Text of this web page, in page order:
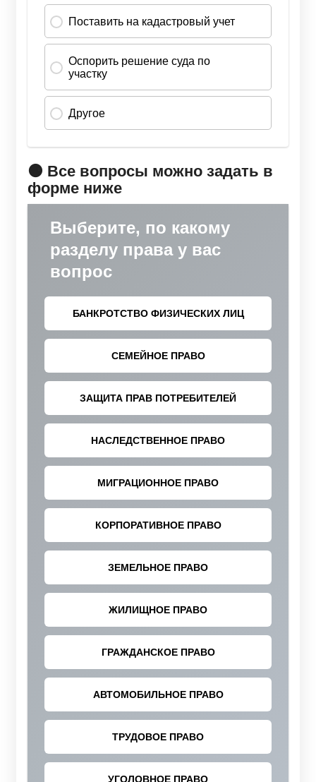
🟠 Все вопросы можно задать в
форме ниже